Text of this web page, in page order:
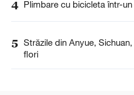
4 Plimbare cu bicicleta într-
5 Străzile din Anyue,
flori